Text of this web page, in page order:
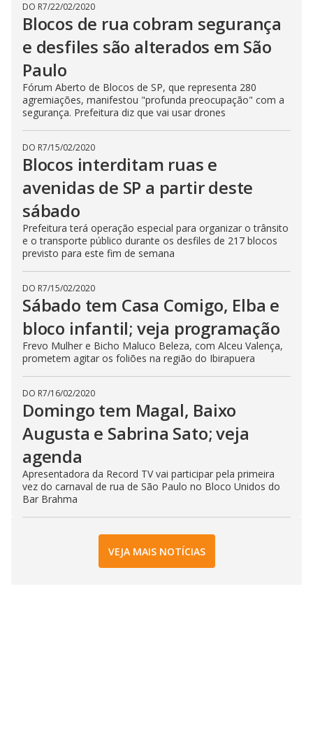
DO R7/22/02/2020
Blocos de rua cobram segurança
e desfiles são alterados em São
Paulo
Fórum Aberto de Blocos de SP, que representa 280
agremiações, manifestou "profunda preocupação" com a
segurança. Prefeitura diz que vai usar drones
DO R7/15/02/2020
Blocos interditam ruas e
avenidas de SP a partir deste
sábado
Prefeitura terá operação especial para organizar o trânsito
e o transporte público durante os desfiles de 217 blocos
previsto para este fim de semana
DO R7/15/02/2020
Sábado tem Casa Comigo, Elba e
bloco infantil; veja programação
Frevo Mulher e Bicho Maluco Beleza, com Alceu Valença,
prometem agitar os foliões na região do Ibirapuera
DO R7/16/02/2020
Domingo tem Magal, Baixo
Augusta e Sabrina Sato; veja
agenda
Apresentadora da Record TV vai participar pela primeira
vez do carnaval de rua de São Paulo no Bloco Unidos do
Bar Brahma
VEJA MAIS NOTÍCIAS